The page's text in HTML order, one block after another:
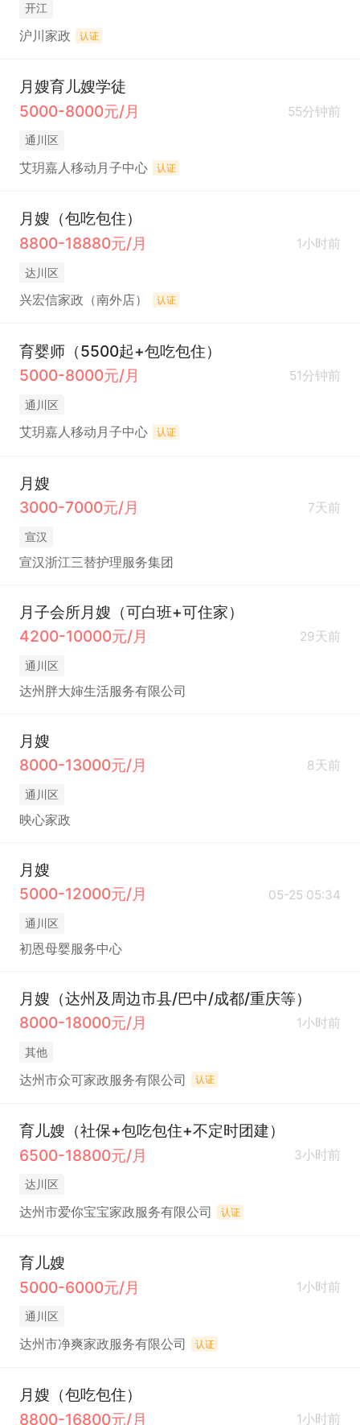
开江
沪川家政 认证
月嫂育儿嫂学徒
5000-8000元/月
55分钟前
通川区
艾玥嘉人移动月子中心 认证
月嫂（包吃包住）
8800-18880元/月
1小时前
达川区
兴宏信家政（南外店） 认证
育婴师（5500起+包吃包住）
5000-8000元/月
51分钟前
通川区
艾玥嘉人移动月子中心 认证
月嫂
3000-7000元/月
7天前
宣汉
宣汉浙江三替护理服务集团
月子会所月嫂（可白班+可住家）
4200-10000元/月
29天前
通川区
达州胖大婶生活服务有限公司
月嫂
8000-13000元/月
8天前
通川区
映心家政
月嫂
5000-12000元/月
05-25 05:34
通川区
初恩母婴服务中心
月嫂（达州及周边市县/巴中/成都/重庆等）
8000-18000元/月
1小时前
其他
达州市众可家政服务有限公司 认证
育儿嫂（社保+包吃包住+不定时团建）
6500-18800元/月
3小时前
达川区
达州市爱你宝宝家政服务有限公司 认证
育儿嫂
5000-6000元/月
1小时前
通川区
达州市净爽家政服务有限公司 认证
月嫂（包吃包住）
8800-16800元/月
1小时前